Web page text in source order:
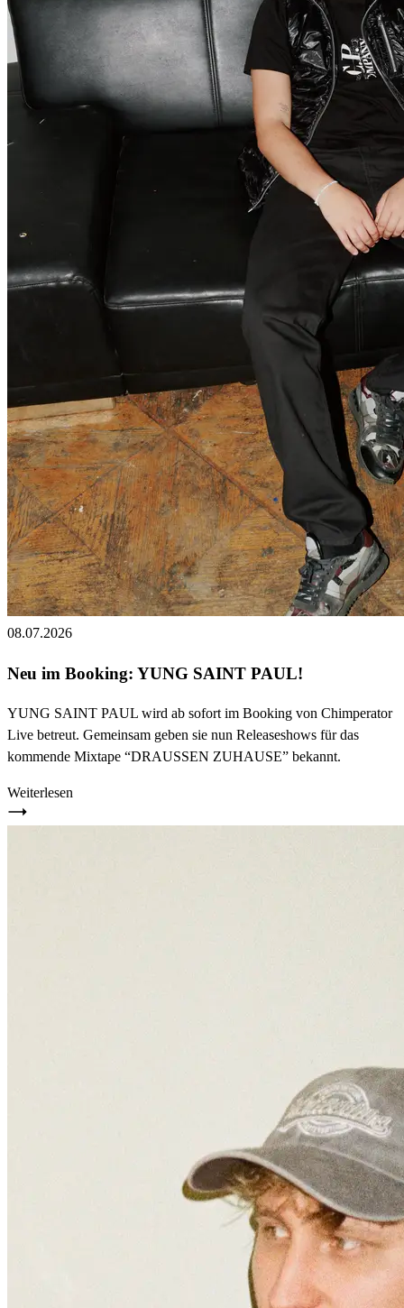
08.07.2026
Neu im Booking: YUNG SAINT PAUL!
YUNG SAINT PAUL wird ab sofort im Booking von Chimperator
Live betreut. Gemeinsam geben sie nun Releaseshows für das
kommende Mixtape “DRAUSSEN ZUHAUSE” bekannt.
Weiterlesen